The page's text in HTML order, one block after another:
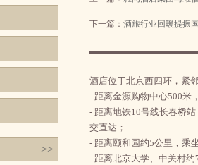
>>
下一篇： 酒旅行业回暖提振
酒店位于北京西四环，紧
- 距离金源购物中心500米
- 距离地铁10号线长春桥
交直达；
- 距离颐和园约5公里，乘
- 距离北京大学、中关村